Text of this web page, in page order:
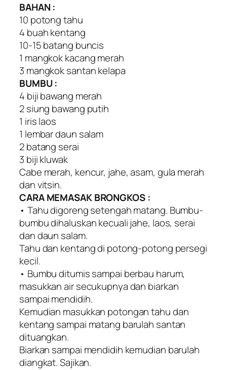
BAHAN :
10 potong tahu
4 buah kentang
10-15 batang buncis
1 mangkok kacang merah
3 mangkok santan kelapa
BUMBU :
4 biji bawang merah
2 siung bawang putih
1 iris laos
1 lembar daun salam
2 batang serai
3 biji kluwak
Cabe merah, kencur, jahe, asam, gula merah
dan vitsin.
CARA MEMASAK BRONGKOS :
• Tahu digoreng setengah matang. Bumbu-
bumbu dihaluskan kecuali jahe, laos, serai
dan daun salam.
Tahu dan kentang di potong-potong persegi
kecil.
• Bumbu ditumis sampai berbau harum,
masukkan air secukupnya dan biarkan
sampai mendidih.
Kemudian masukkan potongan tahu dan
kentang sampai matang barulah santan
dituangkan.
Biarkan sampai mendidih kemudian barulah
diangkat. Sajikan.